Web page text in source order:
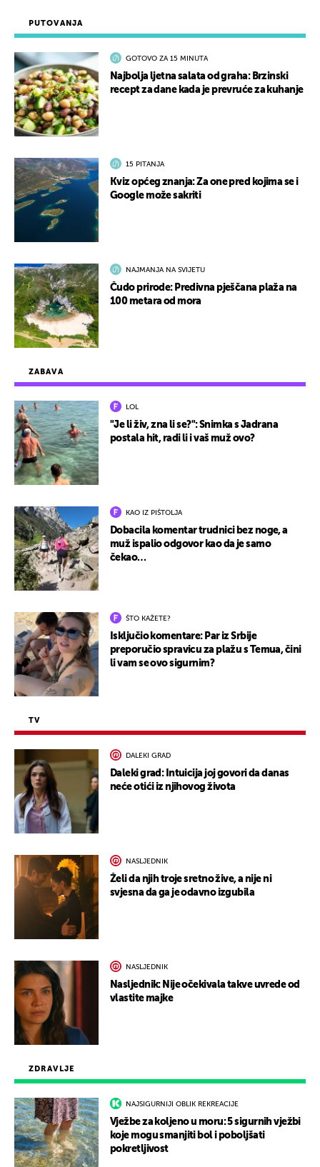
ZDRAVLJE
NAJSIGURNIJI OBLIK REKREACIJE
Vježbe za koljeno u moru: 5 sigurnih vježbi
koje mogu smanjiti bol i poboljšati
pokretljivost
ZABAVA
LOL
"Je li živ, zna li se?": Snimka s Jadrana
postala hit, radi li i vaš muž ovo?
KAO IZ PIŠTOLJA
Dobacila komentar trudnici bez noge, a
muž ispalio odgovor kao da je samo
čekao…
ŠTO KAŽETE?
Isključio komentare: Par iz Srbije
preporučio spravicu za plažu s Temua, čini
li vam se ovo sigurnim?
TV
DALEKI GRAD
Daleki grad: Intuicija joj govori da danas
neće otići iz njihovog života
NASLJEDNIK
Želi da njih troje sretno žive, a nije ni
svjesna da ga je odavno izgubila
NASLJEDNIK
Nasljednik: Nije očekivala takve uvrede od
vlastite majke
PUTOVANJA
GOTOVO ZA 15 MINUTA
Najbolja ljetna salata od graha: Brzinski
recept za dane kada je prevruće za kuhanje
15 PITANJA
Kviz općeg znanja: Za one pred kojima se i
Google može sakriti
NAJMANJA NA SVIJETU
Čudo prirode: Predivna pješčana plaža na
100 metara od mora